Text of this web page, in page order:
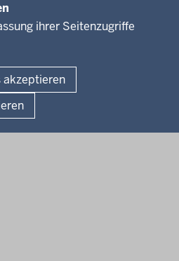
ihrer Seitenzugriffe
akzeptieren
Barrierefreiheit